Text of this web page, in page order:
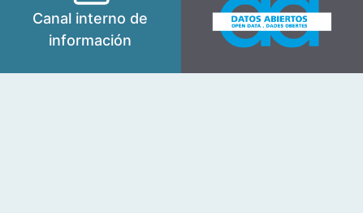
Canal interno de
información